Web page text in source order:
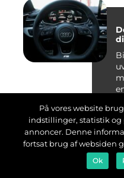
I
På vores website
indstillinger, statistik
annoncer. Denne
fortsat brug af websiden
Ok